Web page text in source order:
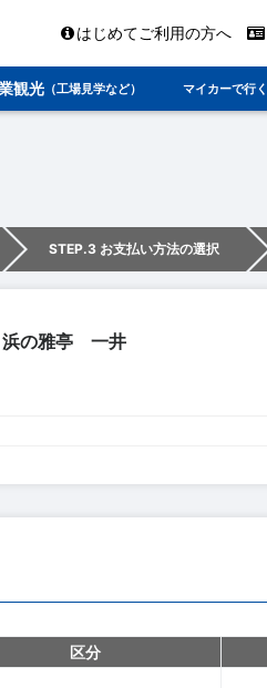
はじめてご利用の方へ
観光 （工場見学など） マイカーで行く
STEP.3 お支払い方法の選択
浜の雅亭 一井
区分